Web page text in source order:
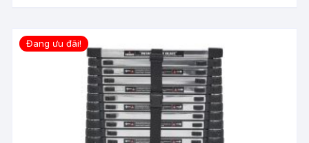
Đang ưu đãi!